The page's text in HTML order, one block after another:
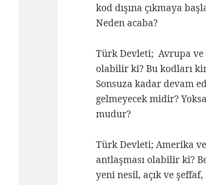
kod dışına çıkmaya
Neden acaba?
Türk Devleti; Avrupa ve
olabilir ki? Bu kodları
Sonsuza kadar devam
gelmeyecek midir?
mudur?
Türk Devleti; Amerika
antlaşması olabilir ki?
yeni nesil, açık ve